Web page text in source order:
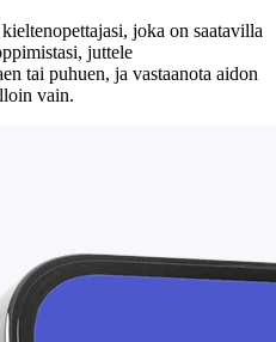
joka on saatavilla
juttele
tai puhuen, ja vastaanota aidon
vain.